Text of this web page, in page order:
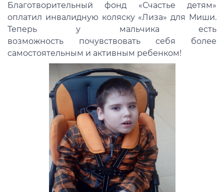
Благотворительный фонд «Счастье детям»
оплатил инвалидную коляску «Лиза» для Миши.
Теперь у мальчика есть
возможность почувствовать себя более
самостоятельным и активным ребенком!